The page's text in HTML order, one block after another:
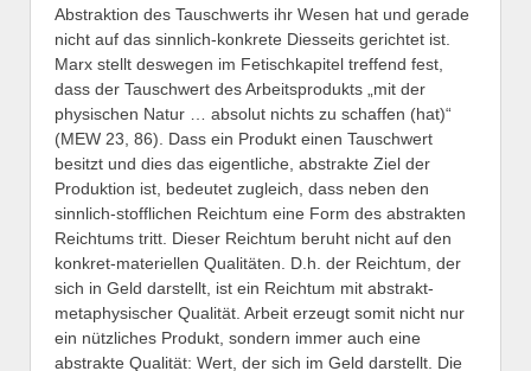
Abstraktion des Tauschwerts ihr Wesen hat und gerade
nicht auf das sinnlich-konkrete Diesseits gerichtet ist.
Marx stellt deswegen im Fetischkapitel treffend fest,
dass der Tauschwert des Arbeitsprodukts „mit der
physischen Natur … absolut nichts zu schaffen (hat)“
(MEW 23, 86). Dass ein Produkt einen Tauschwert
besitzt und dies das eigentliche, abstrakte Ziel der
Produktion ist, bedeutet zugleich, dass neben den
sinnlich-stofflichen Reichtum eine Form des abstrakten
Reichtums tritt. Dieser Reichtum beruht nicht auf den
konkret-materiellen Qualitäten. D.h. der Reichtum, der
sich in Geld darstellt, ist ein Reichtum mit abstrakt-
metaphysischer Qualität. Arbeit erzeugt somit nicht nur
ein nützliches Produkt, sondern immer auch eine
abstrakte Qualität: Wert, der sich im Geld darstellt. Die